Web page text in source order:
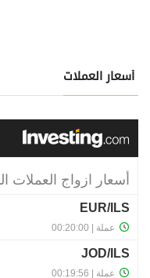
أسعار العملات